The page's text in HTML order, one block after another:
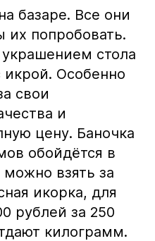
базаре. Все они
их попробовать.
стола
икрой. Особенно
свои
и
цену. Баночка
обойдётся в
взять за
икорка, для
рублей за 250
килограмм.